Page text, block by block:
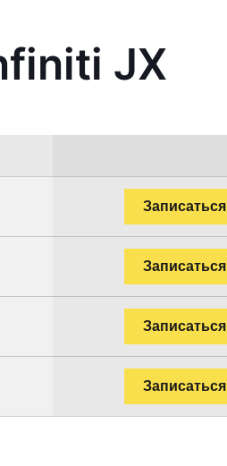
JX
Записаться
Записаться
Записаться
Записаться